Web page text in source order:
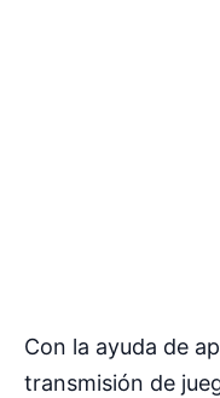
Con la ayuda de
transmisión de